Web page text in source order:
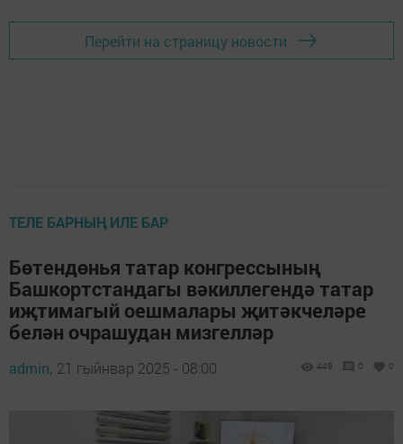
Перейти на страницу новости
ТЕЛЕ БАРНЫҢ ИЛЕ БАР
Бөтендөнья татар конгрессының
Башкортстандагы вәкиллегендә татар
иҗтимагый оешмалары җитәкчеләре
белән очрашудан мизгелләр
admin, 21 гыйнвар 2025 - 08:00 449 0 0